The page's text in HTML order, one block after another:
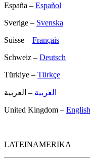
España – Español
Sverige – Svenska
Suisse – Français
Schweiz – Deutsch
Türkiye – Türkçe
العربية – العربية
United Kingdom – English
LATEINAMERIKA